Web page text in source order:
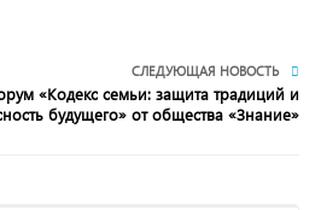
СЛЕДУЮЩАЯ НОВОСТЬ
«Кодекс семьи: защита традиций и
будущего» от общества «Знание»